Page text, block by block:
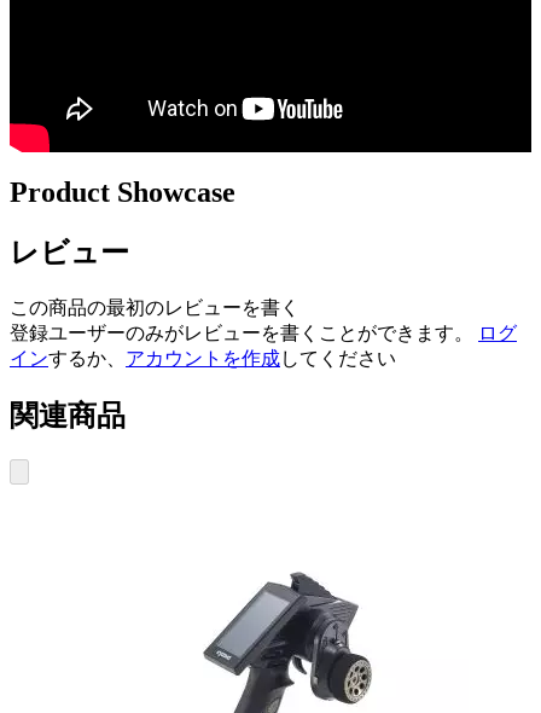
Product Showcase
レビュー
この商品の最初のレビューを書く
登録ユーザーのみがレビューを書くことができます。
ログ
インするか、 アカウントを作成してください
関連商品